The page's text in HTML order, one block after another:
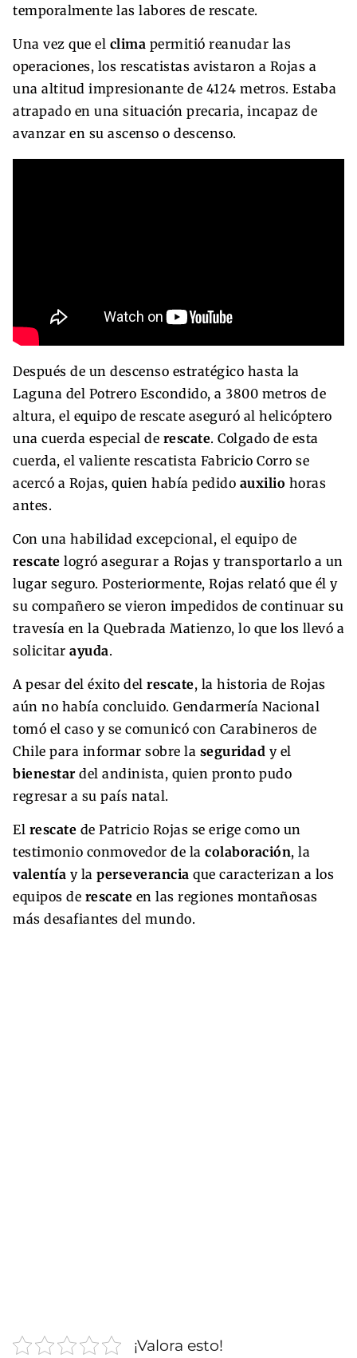
temporalmente las labores de rescate.
Una vez que el clima permitió reanudar las
operaciones, los rescatistas avistaron a Rojas a
una altitud impresionante de 4124 metros. Estaba
atrapado en una situación precaria, incapaz de
avanzar en su ascenso o descenso.
Después de un descenso estratégico hasta la
Laguna del Potrero Escondido, a 3800 metros de
altura, el equipo de rescate aseguró al helicóptero
una cuerda especial de rescate. Colgado de esta
cuerda, el valiente rescatista Fabricio Corro se
acercó a Rojas, quien había pedido auxilio horas
antes.
Con una habilidad excepcional, el equipo de
rescate logró asegurar a Rojas y transportarlo a un
lugar seguro. Posteriormente, Rojas relató que él y
su compañero se vieron impedidos de continuar su
travesía en la Quebrada Matienzo, lo que los llevó a
solicitar ayuda.
A pesar del éxito del rescate, la historia de Rojas
aún no había concluido. Gendarmería Nacional
tomó el caso y se comunicó con Carabineros de
Chile para informar sobre la seguridad y el
bienestardel andinista, quien pronto pudo
regresar a su país natal.
El rescate de Patricio Rojas se erige como un
testimonio conmovedor de la colaboración, la
valentía y la perseverancia que caracterizan a los
equipos de rescate en las regiones montañosas
más desafiantes del mundo.
¡Valora esto!